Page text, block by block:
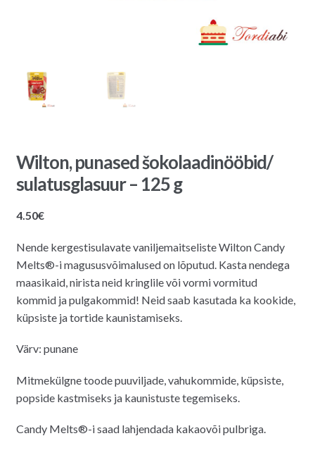
Wilton, punased šokolaadinööbid/
sulatusglasuur – 125 g
4.50€
Nende kergestisulavate vaniljemaitseliste Wilton Candy
Melts®-i magususvõimalused on lõputud. Kasta nendega
maasikaid, nirista neid kringlile või vormi vormitud
kommid ja pulgakommid! Neid saab kasutada ka kookide,
küpsiste ja tortide kaunistamiseks.
Värv: punane
Mitmekülgne toode puuviljade, vahukommide, küpsiste,
popside kastmiseks ja kaunistuste tegemiseks.
Candy Melts®-i saad lahjendada kakaovõi pulbriga.